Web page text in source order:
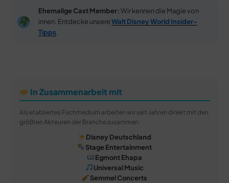
Ehemalige Cast Member: Wir kennen die Magie von
innen. Entdecke unsereWalt Disney World Insider-
Tipps
In Zusammenarbeit mit
Als etabliertes Fachmedium arbeiten wir seit Jahren direkt mit den
größten Akteuren der Branche zusammen:
Disney Deutschland
Stage Entertainment
Egmont Ehapa
Universal Music
Semmel Concerts